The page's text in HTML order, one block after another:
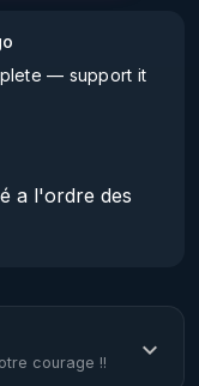
— support it
a l'ordre des
on sais par
courage !!